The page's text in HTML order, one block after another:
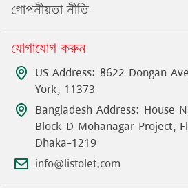
গোপনীয়তা নীতি
যোগাযোগ করুন
US Address: 8622 Dongan
York, 11373
Bangladesh Address: House
Block-D Mohanagar Project,
Dhaka-1219
info@listolet.com